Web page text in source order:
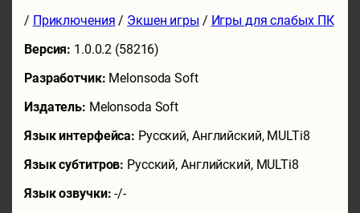
/ Приключения / Экшен игры / Игры для слабых ПК
Версия: 1.0.0.2 (58216)
Разработчик: Melonsoda Soft
Издатель: Melonsoda Soft
Язык интерфейса: Русский, Английский, MULTi8
Язык субтитров: Русский, Английский, MULTi8
Язык озвучки:-/-